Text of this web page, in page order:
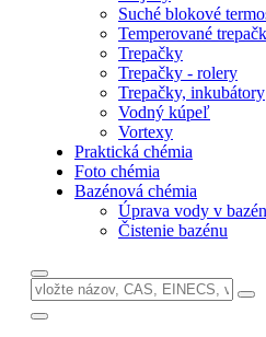
Suché blokové
Temperované
Trepačky
Trepačky - rolery
Trepačky, inkubátory
Vodný kúpeľ
Vortexy
Praktická chémia
Foto chémia
Bazénová chémia
Úprava vody v
Čistenie bazénu